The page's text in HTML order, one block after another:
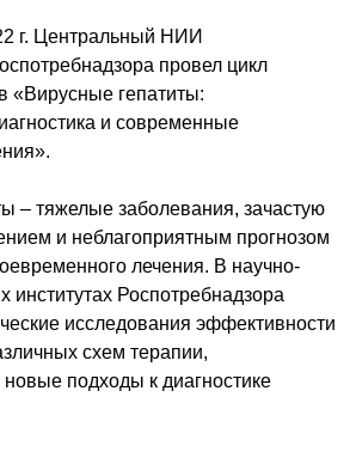
г. Центральный НИИ
провел цикл
«Вирусные гепатиты:
и современные
– тяжелые заболевания, зачастую
и неблагоприятным прогнозом
лечения. В научно-
институтах Роспотребнадзора
исследования эффективности
схем терапии,
подходы к диагностике